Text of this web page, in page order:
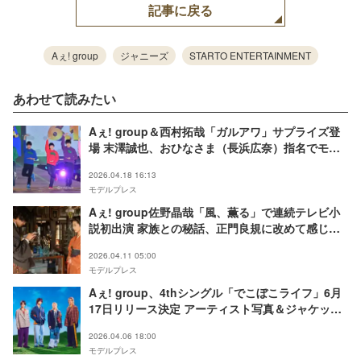
記事に戻る
Aぇ! group ジャニーズ STARTO ENTERTAINMENT
あわせて読みたい
Aぇ! group＆西村拓哉「ガルアワ」サプライズ登
場 末澤誠也、おひなさま（長浜広奈）指名でモノ
2026.04.18 16:13
モデルプレス
Aぇ! group佐野晶哉「風、薫る」で連続テレビ小
説初出演 家族との秘話、正門良規に改めて感じた
2026.04.11 05:00
モデルプレス
Aぇ! group、4thシングル「でこぼこライフ」6月
17日リリース決定 アーティスト写真＆ジャケット
2026.04.06 18:00
モデルプレス